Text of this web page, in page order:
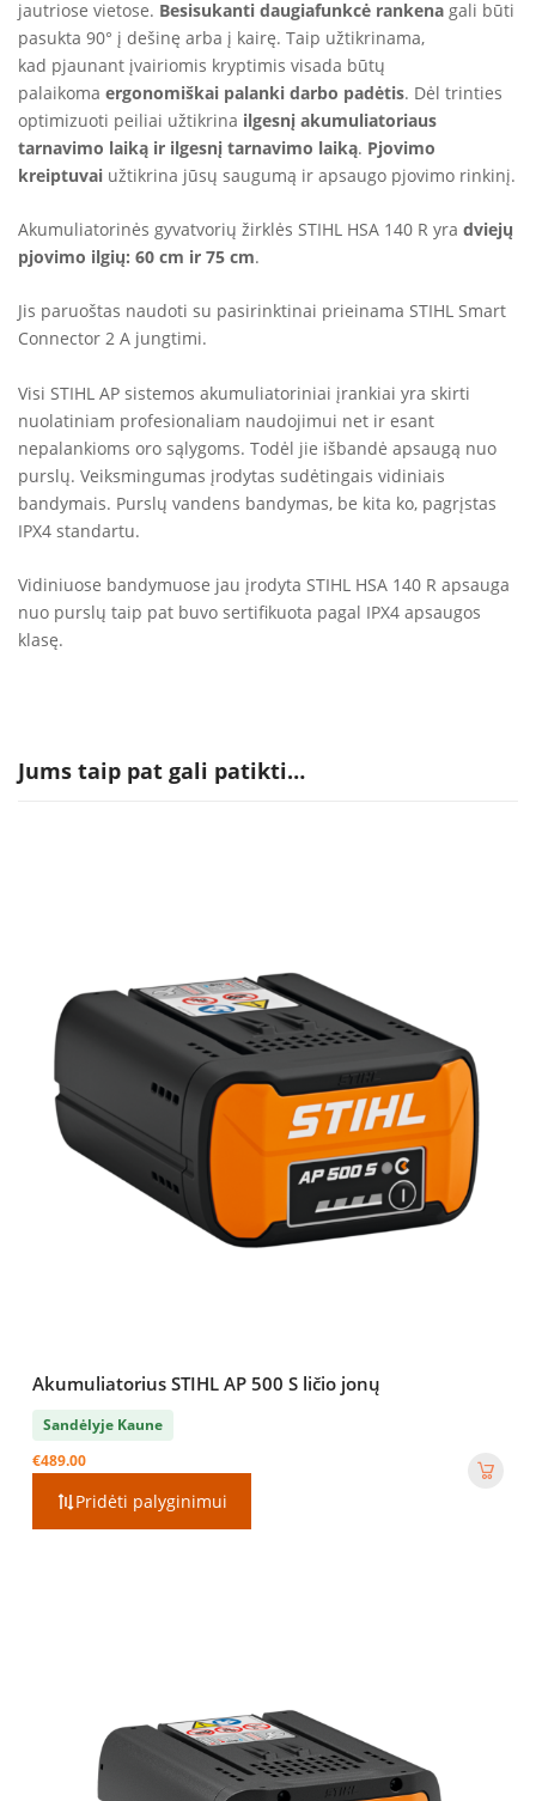
jautriose vietose. Besisukanti daugiafunkcė rankena gali būti
pasukta 90° į dešinę arba į kairę. Taip užtikrinama,
kad pjaunant įvairiomis kryptimis visada būtų
palaikoma ergonomiškai palanki darbo padėtis. Dėl trinties
optimizuoti peiliai užtikrina ilgesnį akumuliatoriaus
tarnavimo laiką ir ilgesnį tarnavimo laiką. Pjovimo
kreiptuvai užtikrina jūsų saugumą ir apsaugo pjovimo rinkinį.
Akumuliatorinės gyvatvorių žirklės STIHL HSA 140 R yra dviejų
pjovimo ilgių: 60 cm ir 75 cm.
Jis paruoštas naudoti su pasirinktinai prieinama STIHL Smart
Connector 2 A jungtimi.
Visi STIHL AP sistemos akumuliatoriniai įrankiai yra skirti
nuolatiniam profesionaliam naudojimui net ir esant
nepalankioms oro sąlygoms. Todėl jie išbandė apsaugą nuo
purslų. Veiksmingumas įrodytas sudėtingais vidiniais
bandymais. Purslų vandens bandymas, be kita ko, pagrįstas
IPX4 standartu.
Vidiniuose bandymuose jau įrodyta STIHL HSA 140 R apsauga
nuo purslų taip pat buvo sertifikuota pagal IPX4 apsaugos
klasę.
Jums taip pat gali patikti…
Akumuliatorius STIHL AP 500 S ličio jonų
Sandėlyje Kaune
€489.00
Pridėti palyginimui